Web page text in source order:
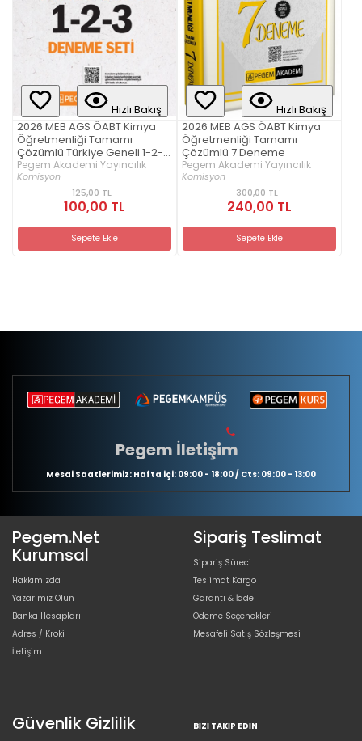
Hızlı Bakış
2026 MEB AGS ÖABT Kimya
Öğretmenliği Tamamı
Çözümlü Türkiye Geneli 1-2-3
(3'lü Deneme Seti)
Pegem Akademi Yayıncılık
Komisyon
125,00 TL
100,00 TL
Sepete Ekle
Hızlı Bakış
2026 MEB AGS ÖABT Kimya
Öğretmenliği Tamamı
Çözümlü 7 Deneme
Pegem Akademi Yayıncılık
Komisyon
300,00 TL
240,00 TL
Sepete Ekle
Pegem İletişim
Mesai Saatlerimiz: Hafta içi: 09:00 - 18:00 / Cts: 09:00 - 13:00
Pegem.Net
Kurumsal
Hakkımızda
Yazarımız Olun
Banka Hesapları
Adres / Kroki
İletişim
Sipariş Teslimat
Sipariş Süreci
Teslimat Kargo
Garanti & İade
Ödeme Seçenekleri
Mesafeli Satış Sözleşmesi
Güvenlik Gizlilik BIZI TAKIP EDIN